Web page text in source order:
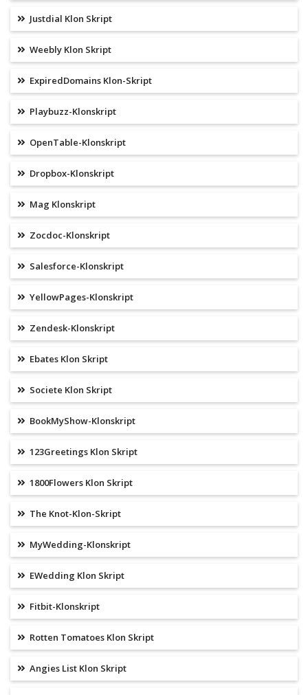
Justdial Klon Skript
Weebly Klon Skript
ExpiredDomains Klon-Skript
Playbuzz-Klonskript
OpenTable-Klonskript
Dropbox-Klonskript
Mag Klonskript
Zocdoc-Klonskript
Salesforce-Klonskript
YellowPages-Klonskript
Zendesk-Klonskript
Ebates Klon Skript
Societe Klon Skript
BookMyShow-Klonskript
123Greetings Klon Skript
1800Flowers Klon Skript
The Knot-Klon-Skript
MyWedding-Klonskript
EWedding Klon Skript
Fitbit-Klonskript
Rotten Tomatoes Klon Skript
Angies List Klon Skript